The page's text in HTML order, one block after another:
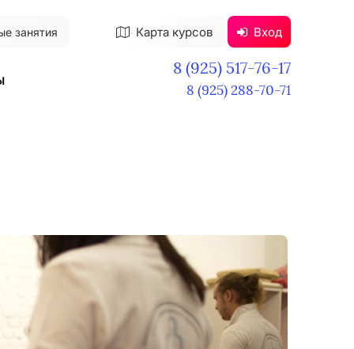
Карта курсов Вход
занятия
8 (925) 517-76-17
8 (925) 288-70-71